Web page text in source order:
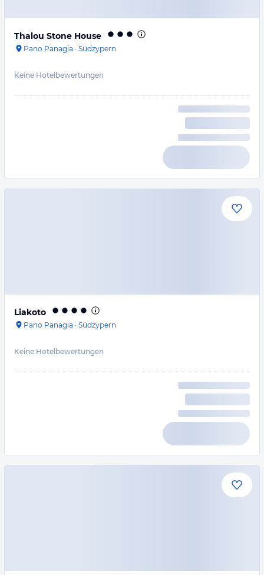
Thalou Stone House
Pano Panagia · Südzypern
Keine Hotelbewertungen
Liakoto
Pano Panagia · Südzypern
Keine Hotelbewertungen